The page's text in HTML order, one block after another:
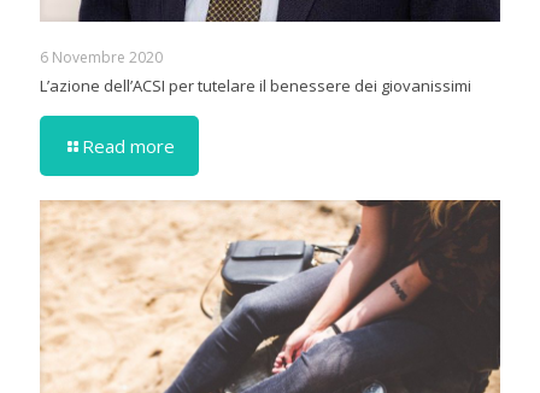
6 Novembre 2020
L’azione dell’ACSI per tutelare il benessere dei giovanissimi
Read more